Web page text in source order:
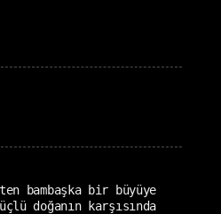
bambaşka bir büyüye
doğanın karşısında